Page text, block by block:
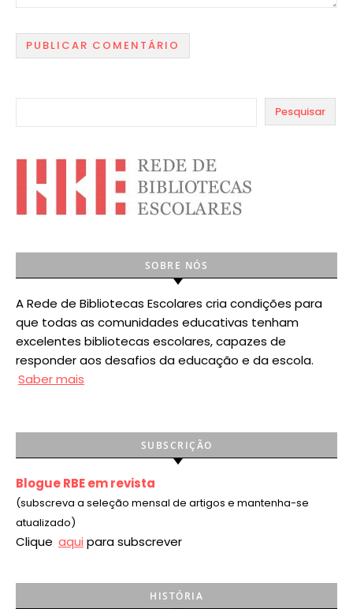
Pesquisar
SOBRE NÓS
A Rede de Bibliotecas Escolares cria condições para
que todas as comunidades educativas tenham
excelentes bibliotecas escolares, capazes de
responder aos desafios da educação e da escola.
Saber mais
SUBSCRIÇÃO
Blogue RBE em revista
(subscreva a seleção mensal de artigos e mantenha-se
atualizado)
Clique aqui para subscrever
HISTÓRIA